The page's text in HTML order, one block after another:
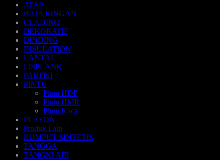
ATAP
BAJA RINGAN
CLADING
DEKORATIF
DINDING
INSULATION
LANTAI
LISPLANK
PARTISI
PINTU
Pintu HDF
Pintu HMR
Pintu Kaca
PLAFON
Produk Lain
RUMPUT SINTETIS
TANGGA
TANGKI AIR